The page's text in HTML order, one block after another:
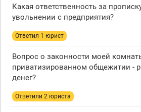
Какая ответственность за
увольнении с предприятия?
Ответил 1 юрист
Вопрос о законности моей
приватизированном общежитии -
денег?
Ответили 2 юристa